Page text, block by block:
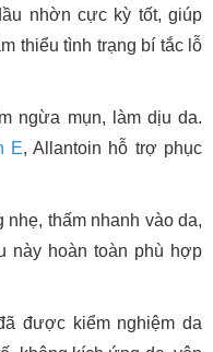
nhờn cực kỳ tốt, giúp
thiểu tình trạng bí tắc lỗ
ngừa mụn, làm dịu da.
E, Allantoin hỗ trợ phục
nhẹ, thấm nhanh vào da,
này hoàn toàn phù hợp
được kiểm nghiệm da